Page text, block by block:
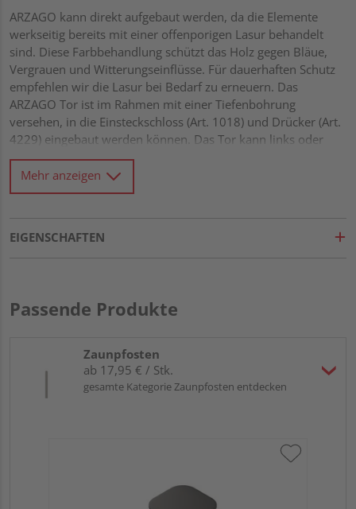
ARZAGO kann direkt aufgebaut werden, da die Elemente
werkseitig bereits mit einer offenporigen Lasur behandelt
sind. Diese Farbbehandlung schützt das Holz gegen Bläue,
Vergrauen und Witterungseinflüsse. Für dauerhaften Schutz
empfehlen wir die Lasur bei Bedarf zu erneuern. Das
ARZAGO Tor ist im Rahmen mit einer Tiefenbohrung
versehen, in die Einsteckschloss (Art. 1018) und Drücker (Art.
4229) eingebaut werden können. Das Tor kann links oder
rechts anschlagend montiert werden. Stabile Elemente mit
eleganter, horizontaler Profilierung Stabiler Rahmen 40 x 70
mm mit verzapften Ecken Drainagenut und
Edelstahl Tor rückseitig mit Diagonalverstrebung für Extra-
Mehr anzeigen
EIGENSCHAFTEN
Passende Produkte
Zaunpfosten
ab 17,95 € / Stk.
gesamte Kategorie Zaunpfosten entdecken